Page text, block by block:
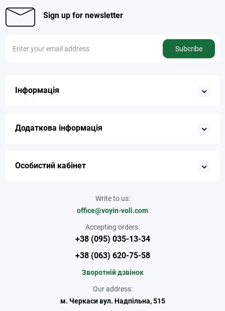
Sign up for newsletter
Subcribe
Інформація
Додаткова інформація
Особистий кабінет
Write to us:
office@voyin-voli.com
Accepting orders:
+38 (095) 035-13-34
+38 (063) 620-75-58
Зворотній дзвінок
Our address:
м. Черкаси вул. Надпільна, 515